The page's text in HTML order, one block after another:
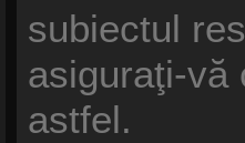
subiectul
asiguraţi-vă
astfel.